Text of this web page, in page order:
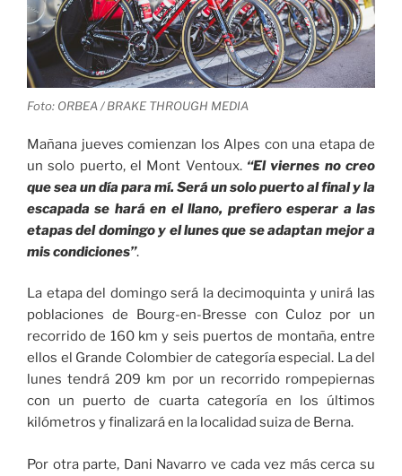
Foto: ORBEA / BRAKE THROUGH MEDIA
Mañana jueves comienzan los Alpes con una etapa de
un solo puerto, el Mont Ventoux. “El viernes no creo
que sea un día para mí. Será un solo puerto al final y la
escapada se hará en el llano, prefiero esperar a las
etapas del domingo y el lunes que se adaptan mejor a
mis condiciones”.
La etapa del domingo será la decimoquinta y unirá las
poblaciones de Bourg-en-Bresse con Culoz por un
recorrido de 160 km y seis puertos de montaña, entre
ellos el Grande Colombier de categoría especial. La del
lunes tendrá 209 km por un recorrido rompepiernas
con un puerto de cuarta categoría en los últimos
kilómetros y finalizará en la localidad suiza de Berna.
Por otra parte, Dani Navarro ve cada vez más cerca su